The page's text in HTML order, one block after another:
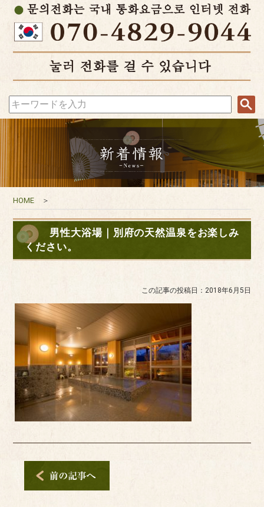
HOME ＞
男性大浴場｜別府の天然温泉をお楽しみ
ください。
この記事の投稿日：2018年6月5日